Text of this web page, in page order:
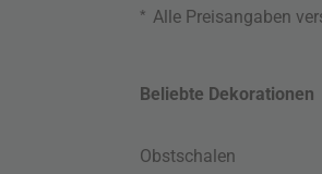
* Alle Preisangaben
Beliebte Dekorationen
Obstschalen